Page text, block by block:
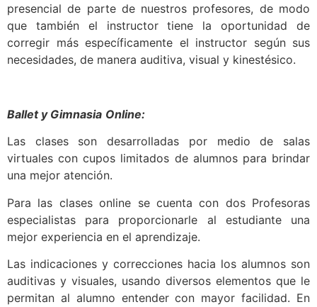
presencial de parte de nuestros profesores, de modo
que también el instructor tiene la oportunidad de
corregir más específicamente el instructor según sus
necesidades, de manera auditiva, visual y kinestésico.
Ballet y Gimnasia Online:
Las clases son desarrolladas por medio de salas
virtuales con cupos limitados de alumnos para brindar
una mejor atención.
Para las clases online se cuenta con dos Profesoras
especialistas para proporcionarle al estudiante una
mejor experiencia en el aprendizaje.
Las indicaciones y correcciones hacia los alumnos son
auditivas y visuales, usando diversos elementos que le
permitan al alumno entender con mayor facilidad. En